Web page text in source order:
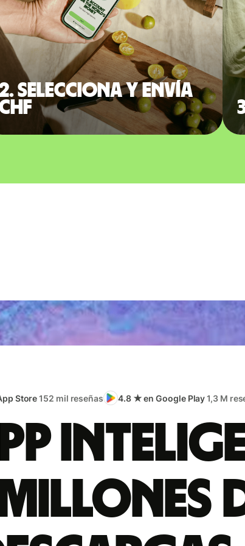
Selecciona y envía
Store152 mil reseñas 4.8 ★ en Google Play1,3 M